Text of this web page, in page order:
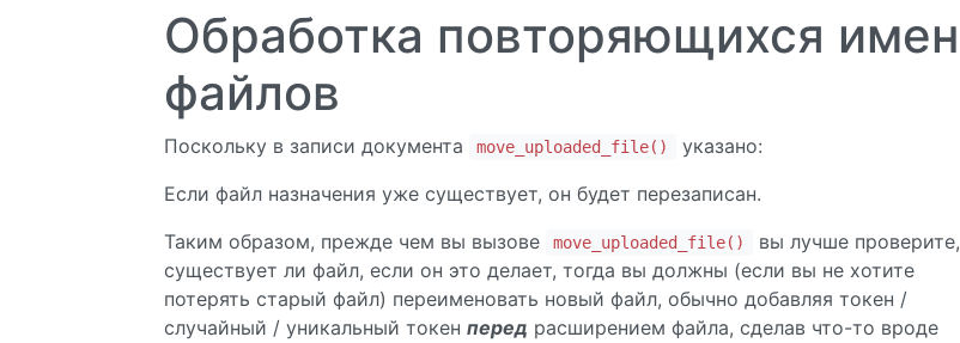
Обработка повторяющихся имен
файлов
Поскольку в записи документа move_uploaded_file()
указано:
Если файл назначения уже существует, он будет перезаписан.
Таким образом, прежде чем вы вызове
move_uploaded_file()
вы лучше проверите,
существует ли файл, если он это делает, тогда вы должны (если вы не хотите
потерять старый файл) переименовать новый файл, обычно добавляя токен /
случайный / уникальный токен перед расширением файла, сделав что-то вроде